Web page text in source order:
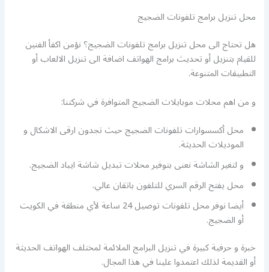
محل تنزيل برامج تلفونات الضجيج
هل تحتاج الى محل تنزيل برامج تلفونات الضجيج؟ نؤمن اكفأ الفنين
للقيام بتنزيل أو تحديث برامج الهواتف اضافة الى تنزيل الالعاب أو
التطبيقات المتنوعة.
و من اهم محلات موبايلات الضجيج المتوافرة في شركتنا:
محل أكسسوارات تلفونات الضجيج حيث تجدون ارقى الاشكال و
الموديلات الحديثة.
و لتغير الشاشة نعنى بتوفير محلات تبديل شاشة ايباد الضجيج.
محل يفتح الرقم السري للتلفون باتقان عالي.
أيضا نوفر محل تلفونات توصيل 24 ساعة لأي منطقة في الكويت
أو الضجيج.
خبرة و حرفية كبيرة في تنزيل البرامج الملائمة لمختلف الهواتف الحديثة
أو القديمة لذلك اعتمدوا علينا في هذا المجال.